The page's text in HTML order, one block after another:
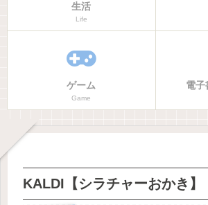
生活
Life
ゲーム
Game
電子
KALDI【シラチャーおかき】